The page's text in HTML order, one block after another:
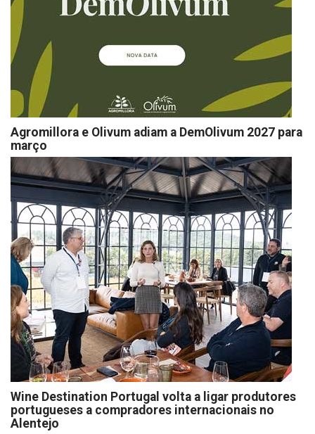
Agromillora e Olivum adiam a DemOlivum 2027 para
março
Wine Destination Portugal volta a ligar produtores
portugueses a compradores internacionais no
Alentejo